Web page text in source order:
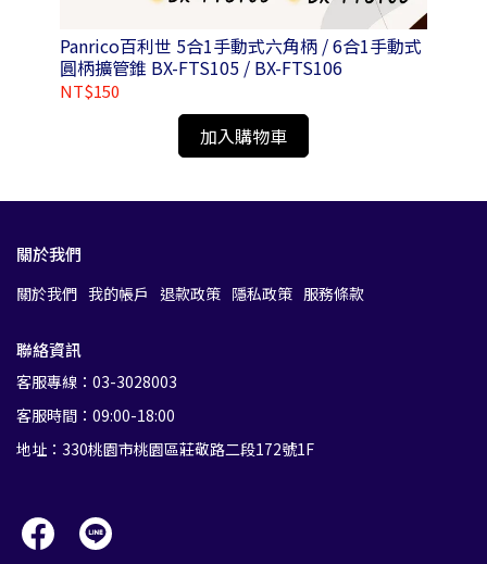
Panrico百利世 5合1手動式六角柄 / 6合1手動式
圓柄擴管錐 BX-FTS105 / BX-FTS106
NT$150
加入購物車
關於我們
關於我們 我的帳戶 退款政策 隱私政策 服務條款
聯絡資訊
客服專線：03-3028003
客服時間：09:00-18:00
地址：330桃園市桃園區莊敬路二段172號1F